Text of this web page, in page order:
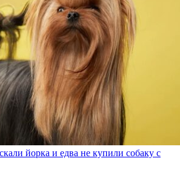
йорка и едва не купили собаку с